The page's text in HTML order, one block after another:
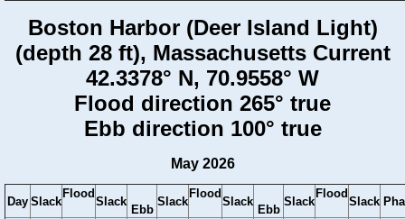
Boston Harbor (Deer Island Light)
(depth 28 ft), Massachusetts Current
42.3378° N, 70.9558° W
Flood direction 265° true
Ebb direction 100° true
May 2026
Day Slack
Flood
Slack
Ebb
Slack
Flood
Slack
Ebb
Slack
Flood
Slack